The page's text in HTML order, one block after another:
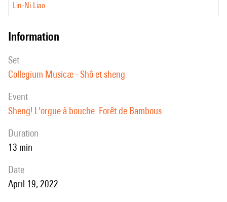
Lin-Ni Liao
information
set
Collegium Musicæ - Shô et sheng
event
Sheng! L'orgue à bouche. Forêt de Bambous
duration
13 min
date
April 19, 2022